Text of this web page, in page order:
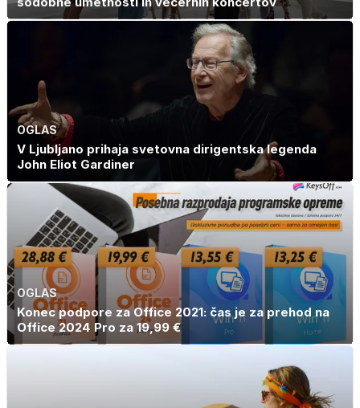
OGLAS
V Ljubljano prihaja svetovna dirigentska legenda
John Eliot Gardiner
OGLAS
Konec podpore za Office 2021: čas je za prehod na
Office 2024 Pro za 19,99 €